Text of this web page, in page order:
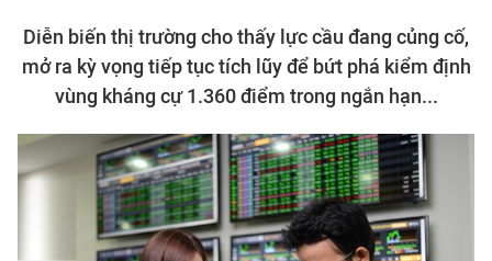
Diễn biến thị trường cho thấy lực cầu đang củng cố,
mở ra kỳ vọng tiếp tục tích lũy để bứt phá kiểm định
vùng kháng cự 1.360 điểm trong ngắn hạn...